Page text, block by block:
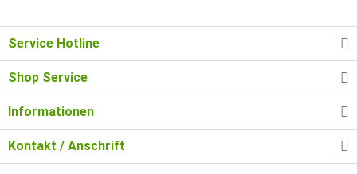
Service Hotline
Shop Service
Informationen
Kontakt / Anschrift